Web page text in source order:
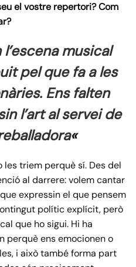
el vostre repertori? Com
musical
pel que fa a les
Ens falten
l’art al servei de
«
les triem perquè sí. Des del
al darrere: volem cantar
expressin el que pensem
polític explícit, però
que ho sigui. Hi ha
perquè ens emocionen o
i això també forma part